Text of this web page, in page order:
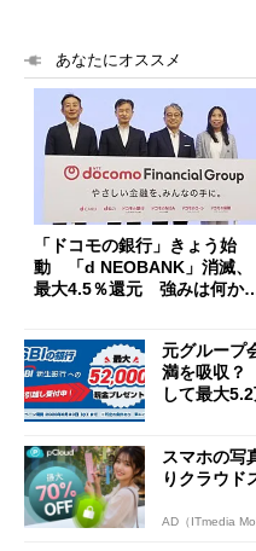
あなたにオススメ
「ドコモの銀行」きょう始
動 「d NEOBANK」消滅、
最大4.5％還元 強みは何か
元グループ
満を吸収？
して最大
スマホの写
りクラウド
AD（ITmedia